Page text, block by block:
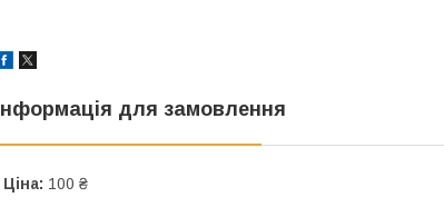
Інформація для замовлення
Ціна: 100 ₴